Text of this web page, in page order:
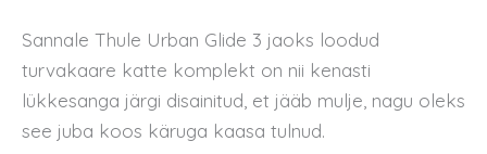
Sannale Thule Urban Glide 3 jaoks loodud
turvakaare katte komplekt on nii kenasti
lükkesanga järgi disainitud, et jääb mulje, nagu oleks
see juba koos käruga kaasa tulnud.